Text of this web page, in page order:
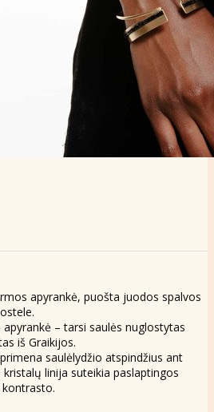
apyrankė, puošta juodos spalvos
– tarsi saulės nuglostytas
iš Graikijos.
saulėlydžio atspindžius ant
linija suteikia paslaptingos